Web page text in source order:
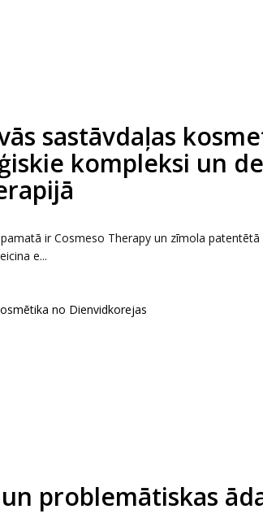
sastāvdaļas
kompleksi un
pamatā ir Cosmeso Therapy un zīmola
e...
no Dienvidkorejas
problemātiskas